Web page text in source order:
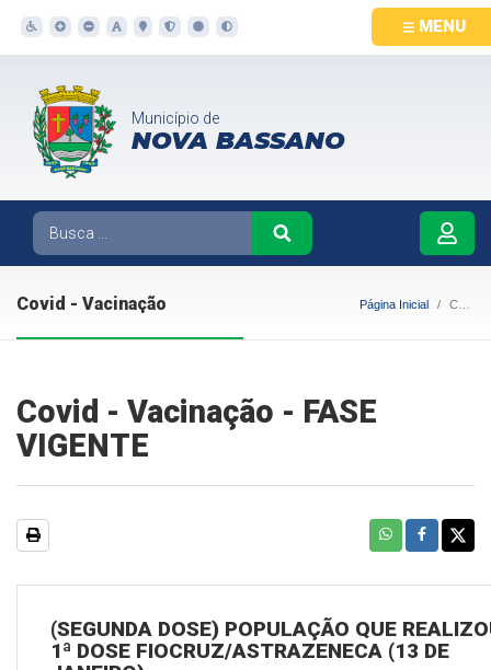
MENU
Município de
NOVA BASSANO
Covid - Vacinação Página Inicial Covid - Vacinação
Covid - Vacinação - FASE
VIGENTE
(SEGUNDA DOSE) POPULAÇÃO QUE
1ª DOSE FIOCRUZ/ASTRAZENECA (13 DE